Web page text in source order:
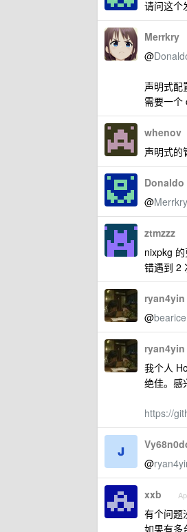
请问这个
Merrkry
@
声明式配
需要一个
whenov
声明式的
Donaldo
@Merrkry
ztmzzz
nixpkg
错遇到 2
ryan4yin
@bearice
ryan4yin
我个人
绝佳。感
https://
@
xxb
有个问题
如果有多